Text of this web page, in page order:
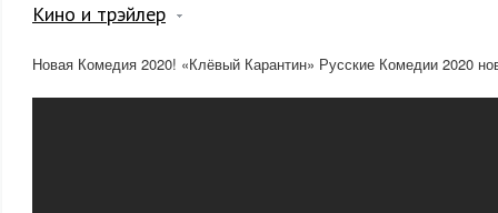
Кино и трэйлер
Новая Комедия 2020! «Клёвый Карантин» Русские Комедии 2020